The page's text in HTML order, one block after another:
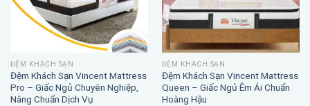
ĐỆM KHÁCH SẠN
Đệm Khách Sạn Vincent Mattress
Pro – Giấc Ngủ Chuyên Nghiệp,
Nâng Chuẩn Dịch Vụ
ĐỆM KHÁCH SẠN
Đệm Khách Sạn Vincent Mattress
Queen – Giấc Ngủ Êm Ái Chuẩn
Hoàng Hậu